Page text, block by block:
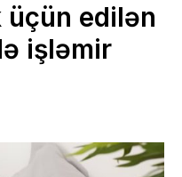
edilən
işləmir